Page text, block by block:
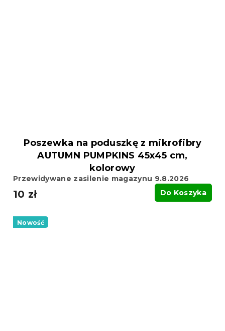
Poszewka na poduszkę z mikrofibry
AUTUMN PUMPKINS 45x45 cm,
kolorowy
Przewidywane zasilenie magazynu 9.8.2026
10 zł Do Koszyka
Nowość